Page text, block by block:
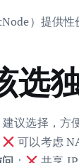
）提供
选
建议选择，方
可以考虑